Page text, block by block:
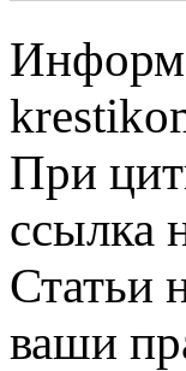
При
ссылка
Статьи
ваши